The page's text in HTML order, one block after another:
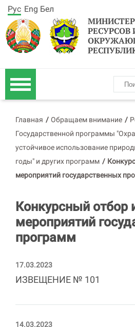
Рус Eng Бел
Главная / Обращаем внимание /
Государственной программы
устойчивое использование
годы" и других программ /
мероприятий государственных
Конкурсный отбор
мероприятий
программ
17.03.2023
ИЗВЕЩЕНИЕ № 101
14.03.2023